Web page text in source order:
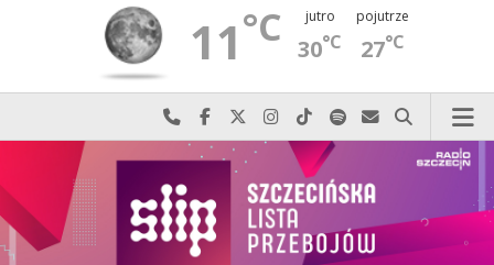
11°C jutro
30°C
pojutrze
27°C
Najlepiej po prostu do nas zadzwoń
Odwiedź nas na Facebook-u
Odwiedź nas na X
Odwiedź nas na Instagram-ie
Odwiedź nas na TikTok-u
Szukaj nas na Spotify
Wyślij do nas
Szukaj